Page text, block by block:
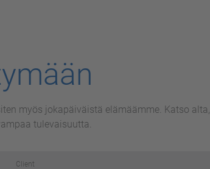
myös jokapäiväistä elämäämme. Katso alta,
tulevaisuutta.
Client